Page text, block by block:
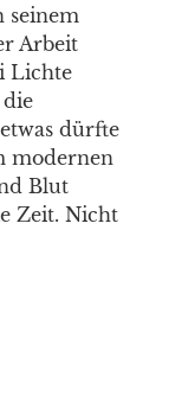
seinem
Arbeit
Lichte
dürfte
modernen
Blut
Zeit. Nicht